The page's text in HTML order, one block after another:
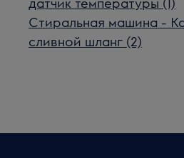
Стиральная машина -
сливной шланг (2)